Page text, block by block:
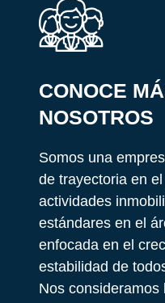
CONOCE
NOSOTROS
Somos una
de trayectoria en
actividades
estándares en el
enfocada en el
estabilidad de
Nos